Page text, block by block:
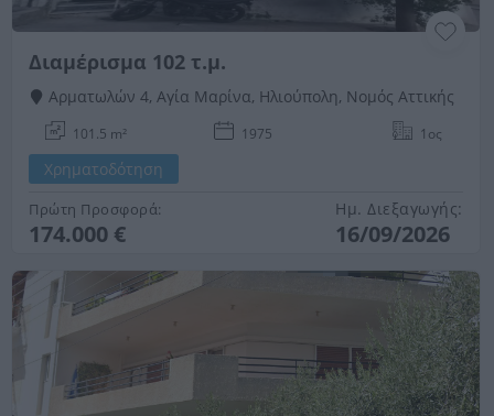
Διαμέρισμα 102 τ.μ.
Αρματωλών 4, Αγία Μαρίνα, Ηλιούπολη, Νομός Αττικής
101.5 m² 1975 1ος
Χρηματοδότηση
Πρώτη Προσφορά:
174.000 €
Ημ. Διεξαγωγής:
16/09/2026